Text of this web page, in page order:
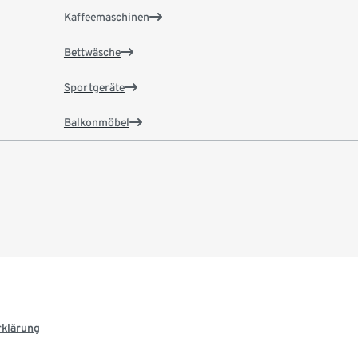
Kaffeemaschinen
Bettwäsche
Sportgeräte
Balkonmöbel